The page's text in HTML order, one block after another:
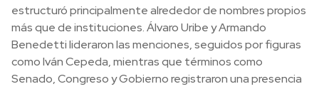
estructuró principalmente alrededor de nombres propios
más que de instituciones. Álvaro Uribe y Armando
Benedetti lideraron las menciones, seguidos por figuras
como Iván Cepeda, mientras que términos como
Senado, Congreso y Gobierno registraron una presencia